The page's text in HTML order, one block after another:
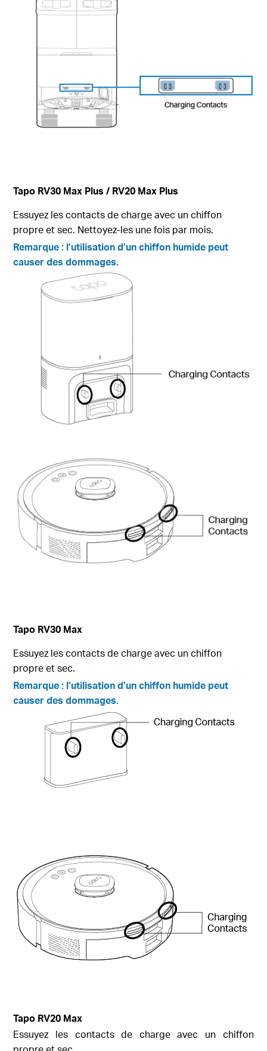
Tapo RV30 Max Plus/ RV20 Max Plus
Essuyez les contacts de charge avec un chiffon
propre et sec. Nettoyez-les une fois par mois.
Remarque : l’utilisation d’un chiffon humide peut
causer des dommages.
Tapo RV30 Max
Essuyez les contacts de charge avec un chiffon
propre et sec.
Remarque : l’utilisation d’un chiffon humide peut
causer des dommages.
Tapo RV20 Max
Essuyez les contacts de charge avec un chiffon